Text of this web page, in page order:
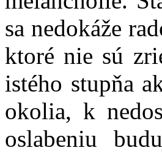
sa nedokáže
ktoré nie sú
istého stupňa
okolia, k
oslabeniu